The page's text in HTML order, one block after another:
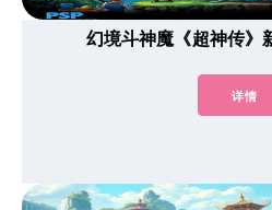
幻境斗神魔《超神传》
详情